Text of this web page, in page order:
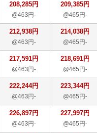
208,285円
@463円-
209,385円
@465円-
212,938円
@463円-
214,038円
@465円-
217,591円
@463円-
218,691円
@465円-
222,244円
@463円-
223,344円
@465円-
226,897円
@463円-
227,997円
@465円-